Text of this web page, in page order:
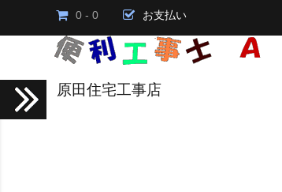
0 - 0 お支払い
原田住宅工事店